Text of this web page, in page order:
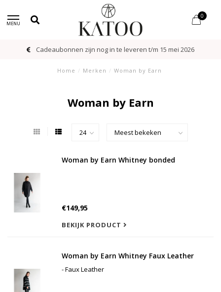
MENU
0
Cadeaubonnen zijn nog in te leveren t/m 15 mei 2026
Home / Merken / Woman by Earn
Woman by Earn
Woman by Earn Whitney bonded
€149,95
BEKIJK PRODUCT
Woman by Earn Whitney Faux Leather
- Faux Leather